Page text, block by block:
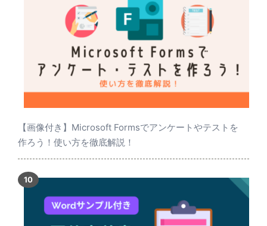
【画像付き】Microsoft Formsでアンケートやテストを
作ろう！使い方を徹底解説！